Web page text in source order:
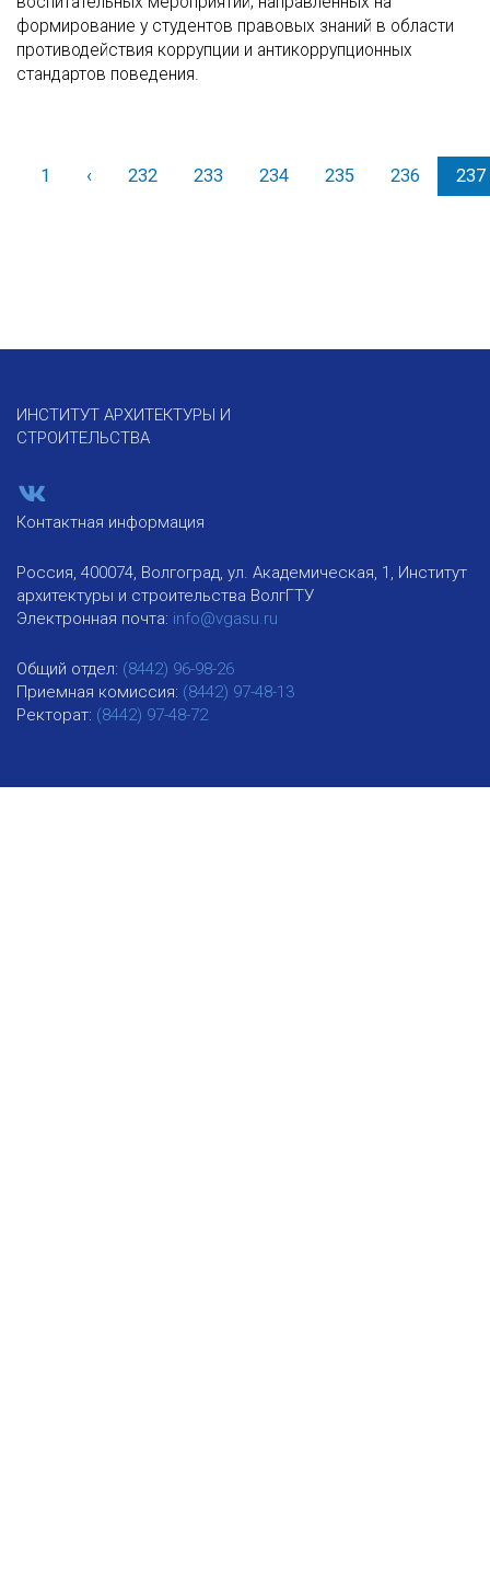
формирование у студентов правовых знаний в области
противодействия коррупции и антикоррупционных
стандартов поведения.
1 ‹Назад232 233 234 235 236 237
ИНСТИТУТ АРХИТЕКТУРЫ И
СТРОИТЕЛЬСТВА
Контактная информация
Россия, 400074, Волгоград, ул. Академическая, 1, Институт
архитектуры и строительства ВолгГТУ
Электронная почта: info@vgasu.ru
Общий отдел: (8442) 96-98-26
Приемная комиссия: (8442) 97-48-13
Ректорат: (8442) 97-48-72